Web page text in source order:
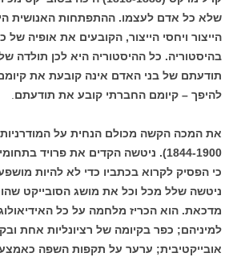
שלא כל אדם לעצמו. ההתפתחות האנושית
הייצור ויחסי הייצור, הקובעים את אופיה של
בהיסטוריה. כל ההיסטוריה היא לכן תולדה
תודעתם של בני האדם אינה קובעת את
להיפך – קיומם החברתי קובע את תודעתם.
את המכה הקשה מכולם הנחית על המודרניות
1844-1900). ניטשה הקדים את פרויד
ניטשה שלל מכל וכל את מושג הסובייקט
מדכאת. הוא הכריז מלחמה על כל
למיניהם; כפר בקיומה של רציונליות אחת
אובייקטיבית; ערער על תקפות השפה